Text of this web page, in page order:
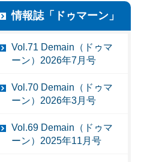
情報誌「ドゥマーン」
Vol.71 Demain（ドゥマ
ーン）2026年7月号
Vol.70 Demain（ドゥマ
ーン）2026年3月号
Vol.69 Demain（ドゥマ
ーン）2025年11月号